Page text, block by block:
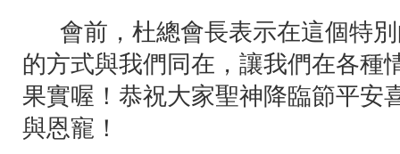
會前，杜總會長表示在這個特別
的方式與我們同在，讓我們在各種
果實喔！恭祝大家聖神降臨節平安
與恩寵！